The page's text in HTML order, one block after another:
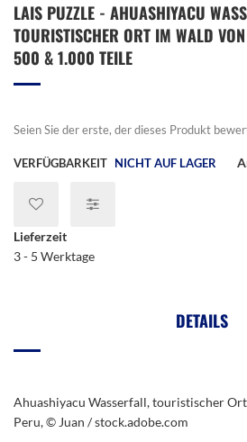
Anfang
der
Bildergalerie
LAIS PUZZLE - AHUASHIYACU
TOURISTISCHER ORT IM WALD
500 & 1.000 TEILE
Seien Sie der erste, der dieses Produkt
VERFÜGBARKEIT NICHT AUF LAGER
Lieferzeit
3 - 5 Werktage
DETAILS
Ahuashiyacu Wasserfall, touristischer
Peru, © Juan / stock.adobe.com